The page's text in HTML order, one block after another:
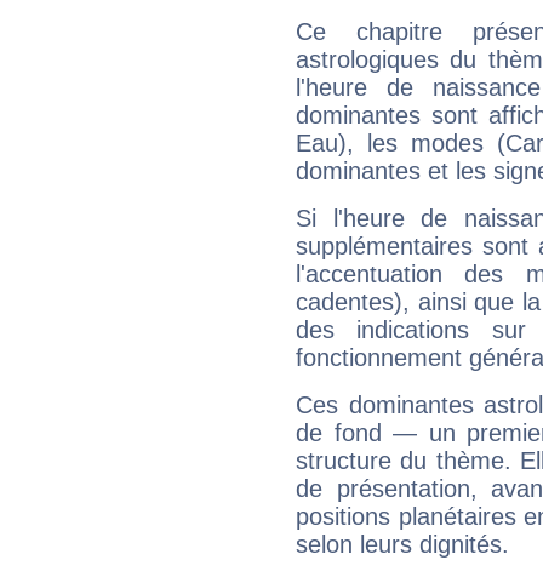
Ce chapitre
astrologiques du
l'heure de
dominantes sont
Eau), les modes
dominantes et les
Si l'heure de
supplémentaires sont
l'accentuation des
cadentes), ainsi que
des indications sur
fonctionnement
Ces dominantes
de fond — un
structure du thème.
de présentation,
positions planétaires
selon leurs dignités.